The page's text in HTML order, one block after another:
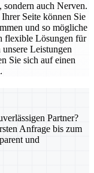
auch Nerven.
Seite können Sie
und so mögliche
flexible Lösungen für
Leistungen
Sie sich auf einen
Partner?
Anfrage bis zum
und